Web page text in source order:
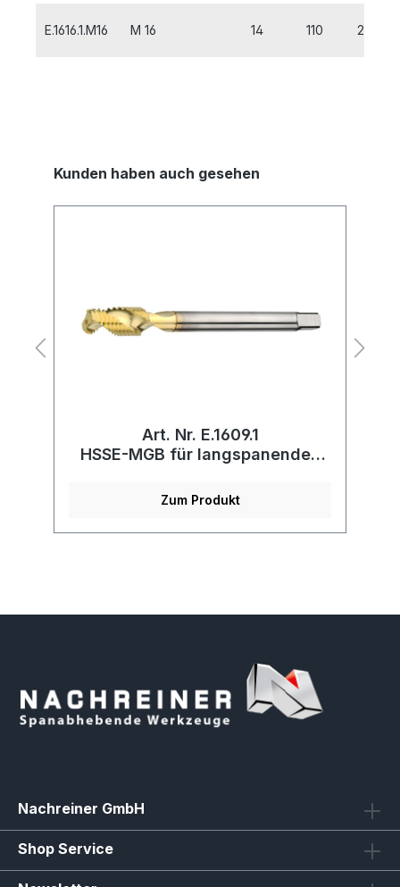
E.1616.1.M16 M 16 14 110 20
Kunden haben auch gesehen
Art. Nr. E.1609.1
HSSE-MGB für langspanendes
Zum Produkt
Nachreiner GmbH
Shop Service